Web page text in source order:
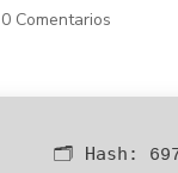
0 Comentarios
🗂 Hash: